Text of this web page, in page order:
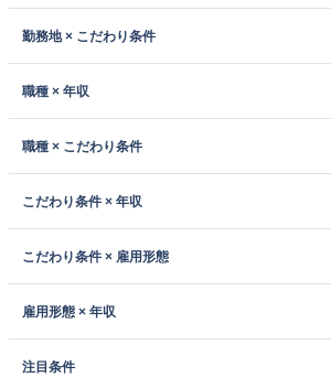
勤務地 × こだわり条件
職種 × 年収
職種 × こだわり条件
こだわり条件 × 年収
こだわり条件 × 雇用形態
雇用形態 × 年収
注目条件